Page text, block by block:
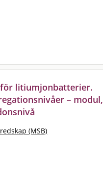
litiumjonbatterier.
– modul,
(MSB)